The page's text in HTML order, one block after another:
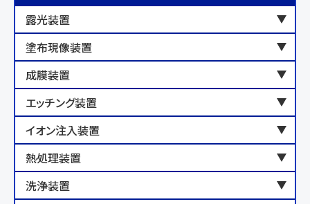
露光装置
塗布現像装置
成膜装置
エッチング装置
イオン注入装置
熱処理装置
洗浄装置